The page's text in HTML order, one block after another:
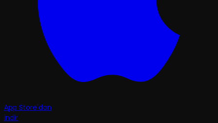
App Store'dan
İndir